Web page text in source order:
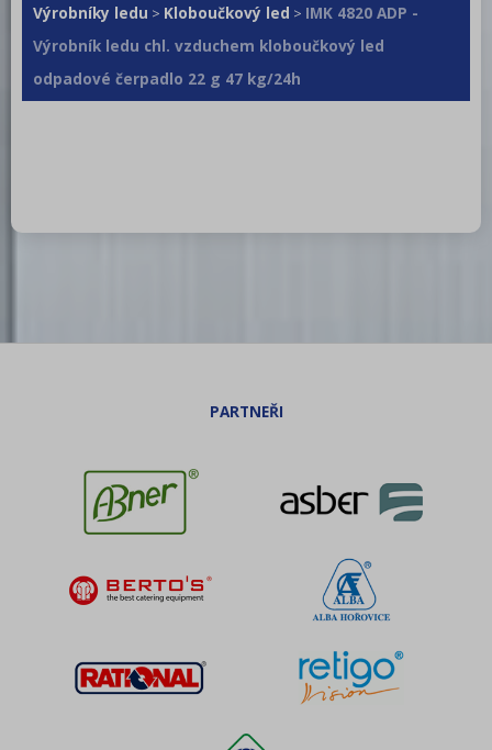
Výrobníky ledu > Kloboučkový led > IMK 4820 ADP -
Výrobník ledu chl. vzduchem kloboučkový led
odpadové čerpadlo 22 g 47 kg/24h